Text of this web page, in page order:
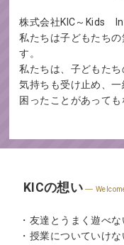
株式会社KIC～Kids
私たちは子どもたち
す。
私たちは、子どもた
気持ちも受け止め、一
困ったことがあって
KICの想い
・友達とうまく遊べな
・授業についていけな